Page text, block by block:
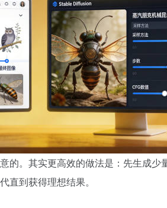
的。其实更高效的做法是：先生成少
直到获得理想结果。